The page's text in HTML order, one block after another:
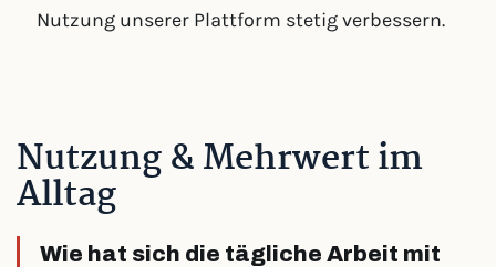
Nutzung unserer Plattform stetig verbessern.
Nutzung & Mehrwert im
Alltag
Wie hat sich die tägliche Arbeit mit